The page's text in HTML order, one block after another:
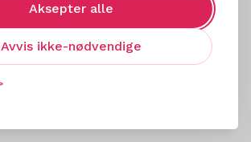
Aksepter alle
Avvis ikke-nødvendige